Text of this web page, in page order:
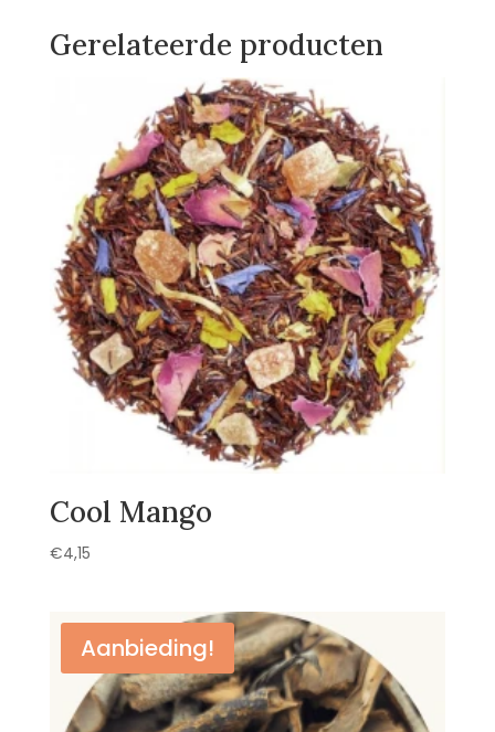
Gerelateerde producten
Cool Mango
€4,15
Aanbieding!